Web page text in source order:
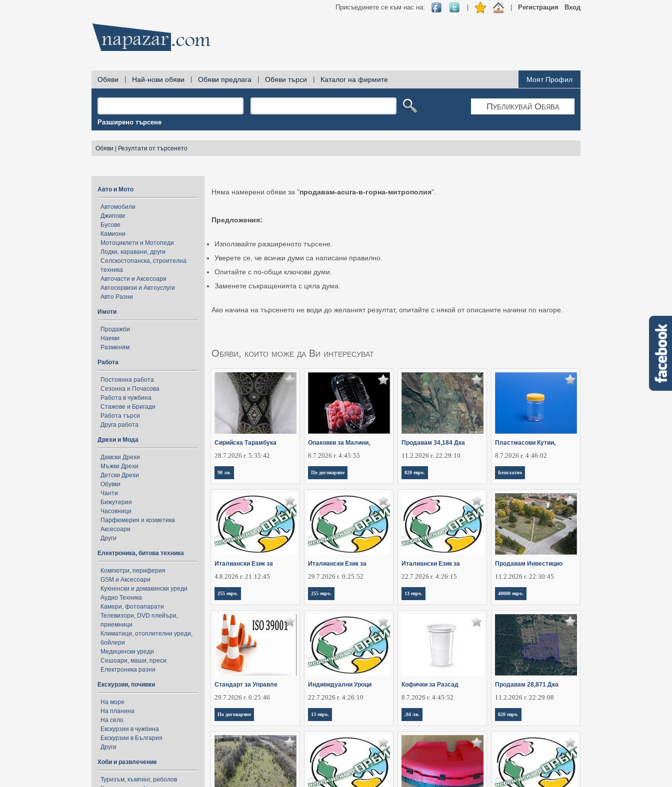
Вход
Регистрация
Присъединете се към нас на:
Обяви Най-нови обяви Обяви предлага Обяви търси Каталог на фирмите Моят Профил
Публикувай Обява
Разширено търсене
Обяви Резултати от търсенето
Авто и Мото
Автомобили
Джипове
Бусове
Камиони
Мотоциклети и Мотопеди
Лодки, каравани, други
Селскостопанска, строителна
техника
Авточасти и Аксесоари
Автосервизи и Автоуслуги
Авто Разни
Имоти
Продажби
Наеми
Разменям
Работа
Постоянна работа
Сезонна и Почасова
Работа в чужбина
Стажове и Бригади
Работа търси
Друга работа
Дрехи и Мода
Дамски Дрехи
Мъжки Дрехи
Детски Дрехи
Обувки
Чанти
Бижутерия
Часовници
Парфюмерия и козметика
Аксесоари
Други
Електроника, битова техника
Компютри, периферия
GSM и Аксесоари
Кухненски и домакински уреди
Аудио Техника
Камери, фотоапарати
Телевизори, DVD плейъри,
приемници
Климатици, отоплителни уреди,
бойлери
Медицински уреди
Сешоари, маши, преси
Електроника разни
Екскурзии, почивки
На море
На планина
На село
Екскурзии в чужбина
Екскурзии в България
Други
Хоби и развлечение
Туризъм, къмпинг, риболов
Няма намерени обяви за "продавам-acura-в-горна-митрополия".
Предложения:
Използвайте разширеното търсене.
Уверете се, че всички думи са написани правилно.
Опитайте с по-общи ключови думи.
Заменете съкращенията с цяла дума.
Ако начина на търсенето не води до желаният резултат, опитайте с някой от описаните начини по нагоре.
Обяви, които може да Ви интересуват
Сирийска Тарамбука
28.7.2026 г. 5:35:42
98 лв.
Опаковки за Малини,
8.7.2026 г. 4:45:55
По договаряне
Продавам 34,184 Дка
11.2.2026 г. 22:29:10
820 евро.
Пластмасови Кутии,
8.7.2026 г. 4:46:02
Безплатно
Италиански Език за
4.8.2026 г. 21:12:45
255 евро.
Италиански Език за
29.7.2026 г. 0:25:52
255 евро.
Италиански Език за
22.7.2026 г. 4:26:15
13 евро.
Продавам Инвестицио
11.2.2026 г. 22:30:45
40000 евро.
Стандарт за Управле
29.7.2026 г. 0:25:46
По договаряне
Индивидуални Уроци
22.7.2026 г. 4:26:10
13 евро.
Кофички за Разсад
8.7.2026 г. 4:45:52
,04 лв.
Продавам 28,871 Дка
11.2.2026 г. 22:29:08
820 евро.